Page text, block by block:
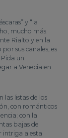
y “la
mucho más.
Rialto y en la
sus canales, es
un
a Venecia en
las listas de los
con románticos
con la
bajas de
intriga a esta